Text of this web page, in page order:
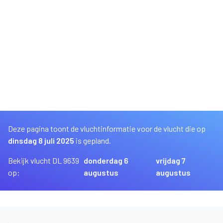
Deze pagina toont de vluchtinformatie voor de vlucht die op
dinsdag 8 juli 2025 is gepland.
Bekijk vlucht DL 9639
op:
donderdag 6
augustus
vrijdag 7
augustus